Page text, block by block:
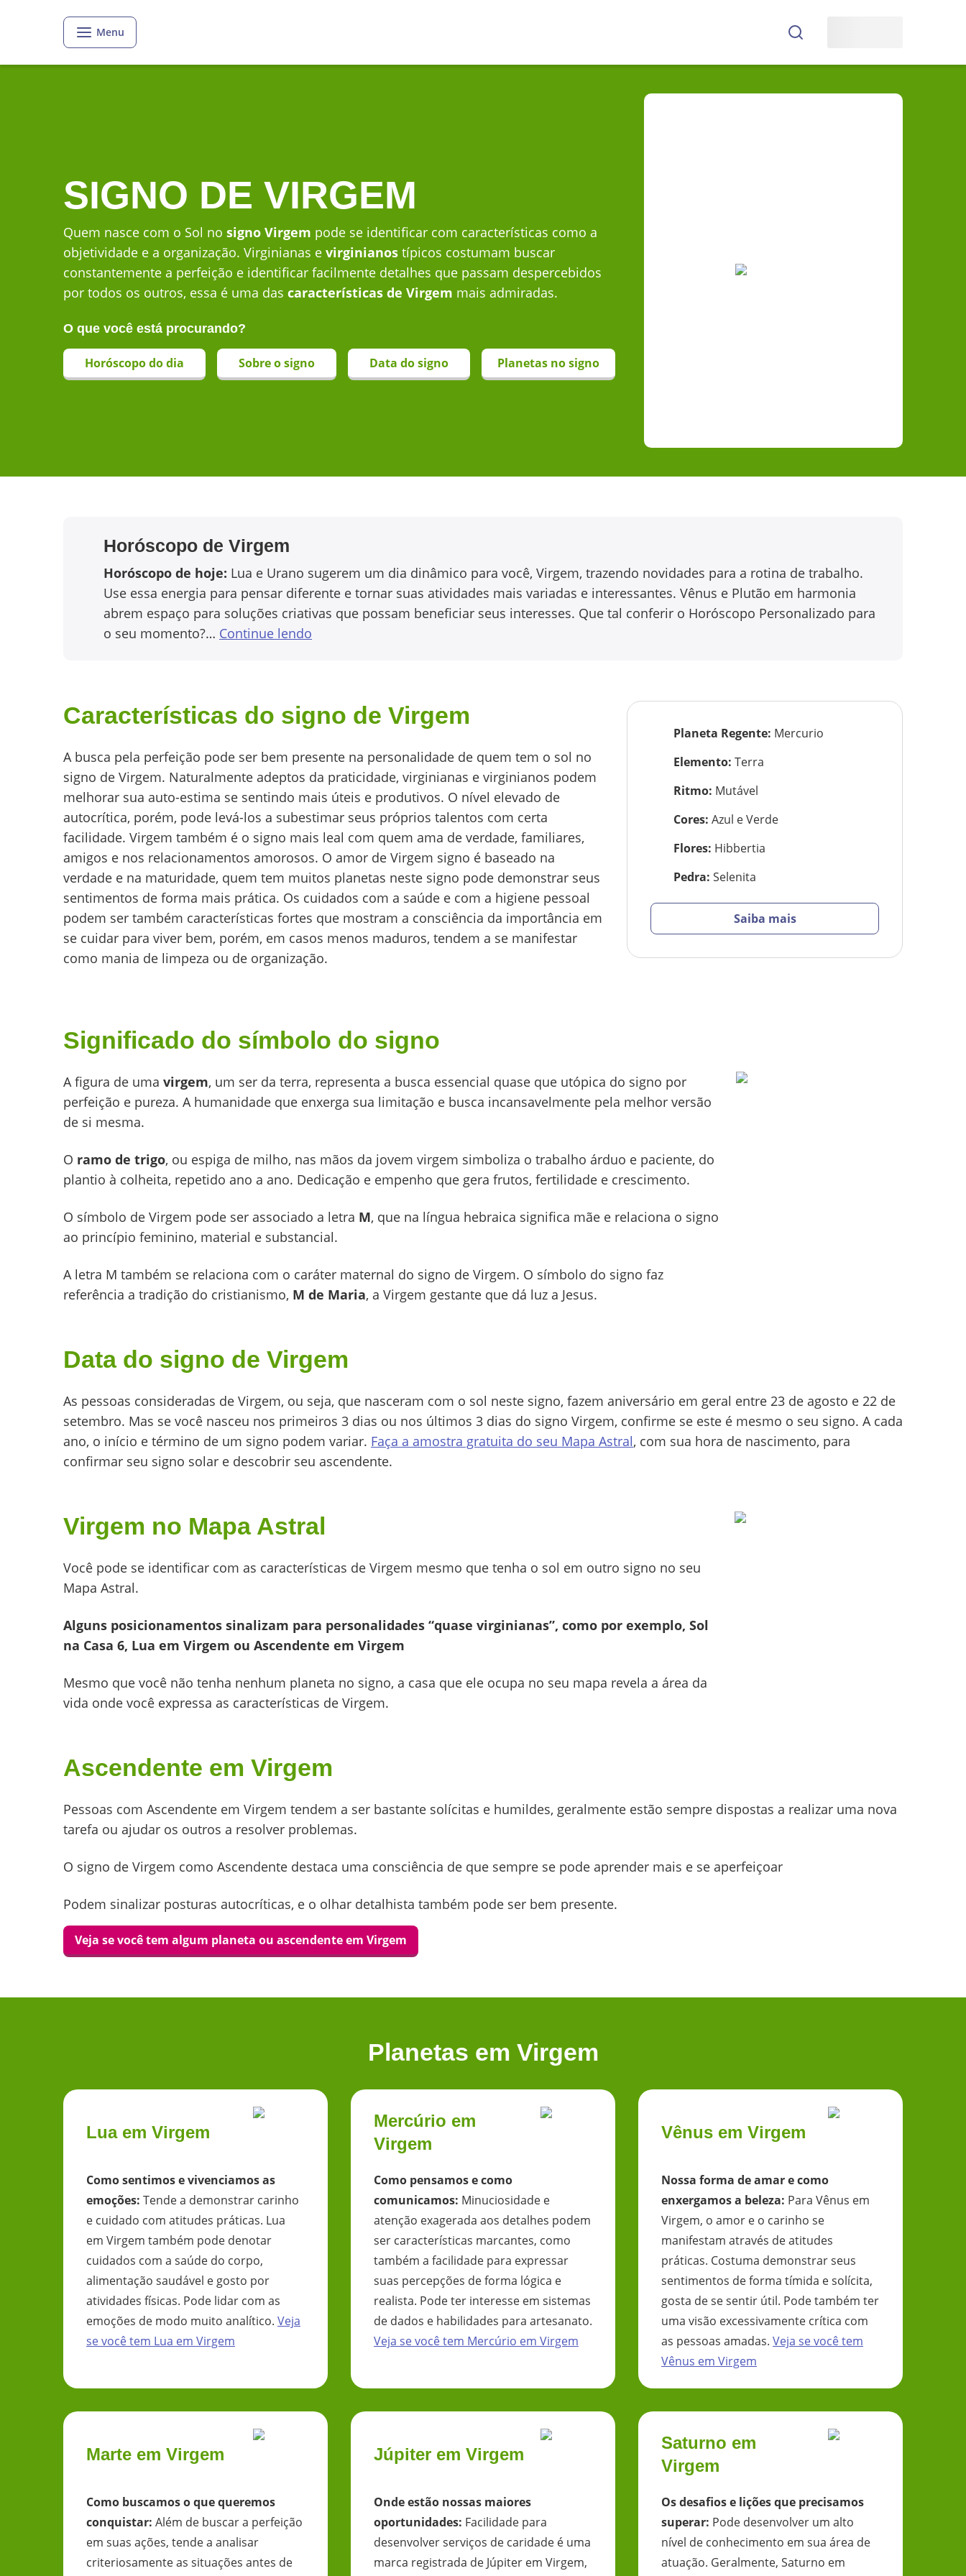
Menu
SIGNO DE VIRGEM
O que você está procurando?
Horóscopo do dia Sobre o signo Data do signo Planetas no signo
Quem nasce com o Sol no signo Virgem pode se identificar com características como a
objetividade e a organização. Virginianas e virginianos típicos costumam buscar
constantemente a perfeição e identificar facilmente detalhes que passam despercebidos
por todos os outros, essa é uma das características de Virgem mais admiradas.
Horóscopo de Virgem
Horóscopo de hoje: Lua e Urano sugerem um dia dinâmico para você, Virgem, trazendo novidades para a rotina de trabalho.
Use essa energia para pensar diferente e tornar suas atividades mais variadas e interessantes. Vênus e Plutão em harmonia
abrem espaço para soluções criativas que possam beneficiar seus interesses. Que tal conferir o Horóscopo Personalizado para
o seu momento?… Continue lendo
Características do signo de Virgem
A busca pela perfeição pode ser bem presente na personalidade de quem tem o sol no
signo de Virgem. Naturalmente adeptos da praticidade, virginianas e virginianos podem
melhorar sua auto-estima se sentindo mais úteis e produtivos. O nível elevado de
autocrítica, porém, pode levá-los a subestimar seus próprios talentos com certa
facilidade. Virgem também é o signo mais leal com quem ama de verdade, familiares,
amigos e nos relacionamentos amorosos. O amor de Virgem signo é baseado na
verdade e na maturidade, quem tem muitos planetas neste signo pode demonstrar seus
sentimentos de forma mais prática. Os cuidados com a saúde e com a higiene pessoal
podem ser também características fortes que mostram a consciência da importância em
se cuidar para viver bem, porém, em casos menos maduros, tendem a se manifestar
como mania de limpeza ou de organização.
Planeta Regente: Mercurio
Elemento: Terra
Ritmo: Mutável
Cores: Azul e Verde
Flores: Hibbertia
Pedra: Selenita
Saiba mais
Significado do símbolo do signo
A figura de uma virgem, um ser da terra, representa a busca essencial quase que utópica do signo por
perfeição e pureza. A humanidade que enxerga sua limitação e busca incansavelmente pela melhor versão
de si mesma.
O ramo de trigo, ou espiga de milho, nas mãos da jovem virgem simboliza o trabalho árduo e paciente, do
plantio à colheita, repetido ano a ano. Dedicação e empenho que gera frutos, fertilidade e crescimento.
O símbolo de Virgem pode ser associado a letra M, que na língua hebraica significa mãe e relaciona o signo
ao princípio feminino, material e substancial.
A letra M também se relaciona com o caráter maternal do signo de Virgem. O símbolo do signo faz
referência a tradição do cristianismo, M de Maria, a Virgem gestante que dá luz a Jesus.
Data do signo de Virgem
As pessoas consideradas de Virgem, ou seja, que nasceram com o sol neste signo, fazem aniversário em geral entre 23 de agosto e 22 de
setembro. Mas se você nasceu nos primeiros 3 dias ou nos últimos 3 dias do signo Virgem, confirme se este é mesmo o seu signo. A cada
ano, o início e término de um signo podem variar. Faça a amostra gratuita do seu Mapa Astral, com sua hora de nascimento, para
confirmar seu signo solar e descobrir seu ascendente.
Virgem no Mapa Astral
Você pode se identificar com as características de Virgem mesmo que tenha o sol em outro signo no seu
Mapa Astral.
Alguns posicionamentos sinalizam para personalidades “quase virginianas”, como por exemplo, Sol
na Casa 6, Lua em Virgem ou Ascendente em Virgem
Mesmo que você não tenha nenhum planeta no signo, a casa que ele ocupa no seu mapa revela a área da
vida onde você expressa as características de Virgem.
Ascendente em Virgem
Pessoas com Ascendente em Virgem tendem a ser bastante solícitas e humildes, geralmente estão sempre dispostas a realizar uma nova
tarefa ou ajudar os outros a resolver problemas.
O signo de Virgem como Ascendente destaca uma consciência de que sempre se pode aprender mais e se aperfeiçoar
Podem sinalizar posturas autocríticas, e o olhar detalhista também pode ser bem presente.
Veja se você tem algum planeta ou ascendente em Virgem
Planetas em Virgem
Lua em Virgem
Como sentimos e vivenciamos as
emoções: Tende a demonstrar carinho
e cuidado com atitudes práticas. Lua
em Virgem também pode denotar
cuidados com a saúde do corpo,
alimentação saudável e gosto por
atividades físicas. Pode lidar com as
emoções de modo muito analítico. Veja
se você tem Lua em Virgem
Mercúrio em
Virgem
Como pensamos e como
comunicamos: Minuciosidade e
atenção exagerada aos detalhes podem
ser características marcantes, como
também a facilidade para expressar
suas percepções de forma lógica e
realista. Pode ter interesse em sistemas
de dados e habilidades para artesanato.
Veja se você tem Mercúrio em Virgem
Vênus em Virgem
Nossa forma de amar e como
enxergamos a beleza: Para Vênus em
Virgem, o amor e o carinho se
manifestam através de atitudes
práticas. Costuma demonstrar seus
sentimentos de forma tímida e solícita,
gosta de se sentir útil. Pode também ter
uma visão excessivamente crítica com
as pessoas amadas. Veja se você tem
Vênus em Virgem
Marte em Virgem
Como buscamos o que queremos
conquistar: Além de buscar a perfeição
em suas ações, tende a analisar
criteriosamente as situações antes de
Júpiter em Virgem
Onde estão nossas maiores
oportunidades: Facilidade para
desenvolver serviços de caridade é uma
marca registrada de Júpiter em Virgem,
Saturno em
Virgem
Os desafios e lições que precisamos
superar: Pode desenvolver um alto
nível de conhecimento em sua área de
atuação. Geralmente, Saturno em